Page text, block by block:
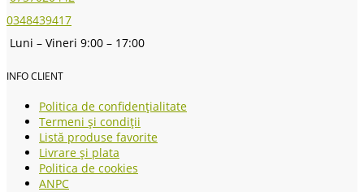
0348439417
Luni – Vineri 9:00 – 17:00
INFO CLIENT
Politica de confidențialitate
Termeni și condiții
Listă produse favorite
Livrare și plata
Politica de cookies
ANPC